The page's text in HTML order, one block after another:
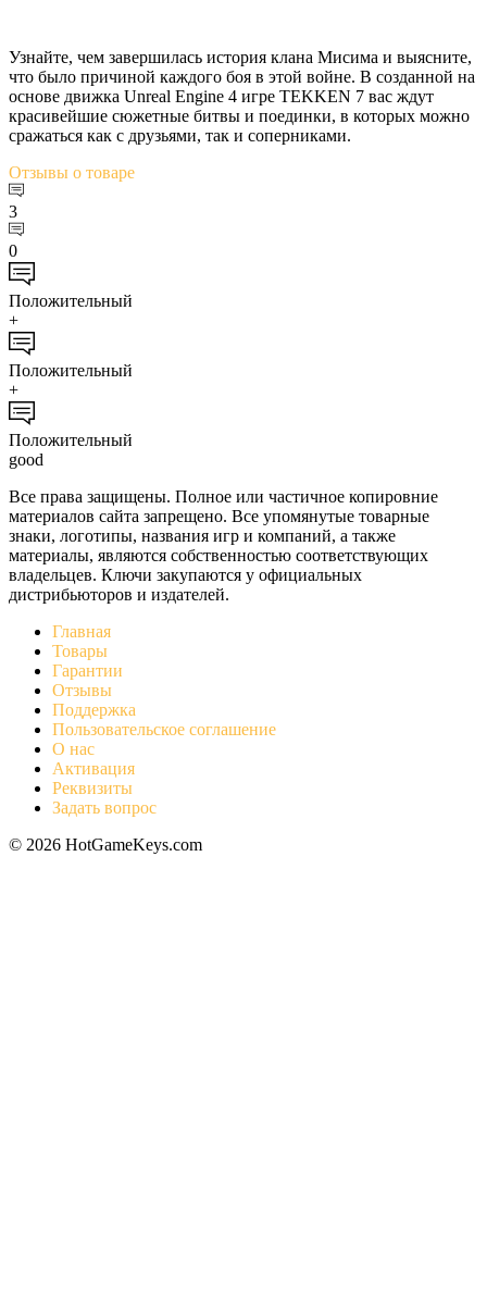
Узнайте, чем завершилась история клана Мисима и выясните,
что было причиной каждого боя в этой войне. В созданной на
основе движка Unreal Engine 4 игре TEKKEN 7 вас ждут
красивейшие сюжетные битвы и поединки, в которых можно
сражаться как с друзьями, так и соперниками.
Отзывы о товаре
3
0
Положительный
+
Положительный
+
Положительный
good
Все права защищены. Полное или частичное копировние
материалов сайта запрещено. Все упомянутые товарные
знаки, логотипы, названия игр и компаний, а также
материалы, являются собственностью соответствующих
владельцев. Ключи закупаются у официальных
дистрибьюторов и издателей.
Главная
Товары
Гарантии
Отзывы
Поддержка
Пользовательское соглашение
О нас
Активация
Реквизиты
Задать вопрос
© 2026 HotGameKeys.com